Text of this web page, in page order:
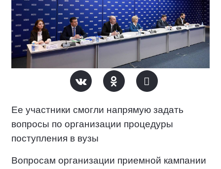
Ее участники смогли напрямую задать
вопросы по организации процедуры
поступления в вузы
Вопросам организации приемной кампании